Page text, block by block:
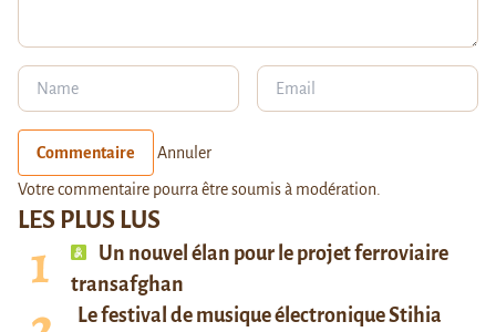
LES PLUS LUS
Un nouvel élan pour le projet ferroviaire
transafghan
Le festival de musique électronique Stihia
Commentaire Annuler
Votre commentaire pourra être soumis à modération.